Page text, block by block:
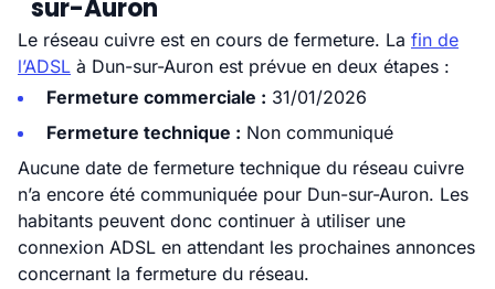
sur-Auron
Le réseau cuivre est en cours de fermeture. La fin de
l’ADSL à Dun-sur-Auron est prévue en deux étapes :
Fermeture commerciale : 31/01/2026
Fermeture technique : Non communiqué
Aucune date de fermeture technique du réseau cuivre
n’a encore été communiquée pour Dun-sur-Auron. Les
habitants peuvent donc continuer à utiliser une
connexion ADSL en attendant les prochaines annonces
concernant la fermeture du réseau.